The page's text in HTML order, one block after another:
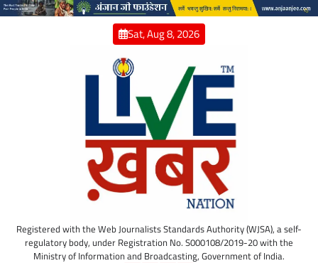
Skip
Sat, Aug 8, 2026
Registered with the Web Journalists Standards Authority (WJSA), a self-
regulatory body, under Registration No. S000108/2019-20 with the
Ministry of Information and Broadcasting, Government of India.